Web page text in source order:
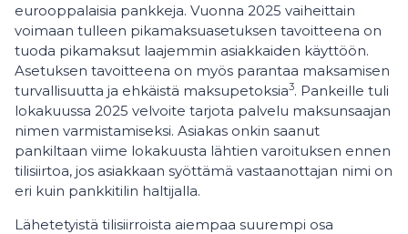
eurooppalaisia pankkeja. Vuonna 2025 vaiheittain
voimaan tulleen pikamaksuasetuksen tavoitteena on
tuoda pikamaksut laajemmin asiakkaiden käyttöön.
Asetuksen tavoitteena on myös parantaa maksamisen
turvallisuutta ja ehkäistä maksupetoksia3. Pankeille tuli
lokakuussa 2025 velvoite tarjota palvelu maksunsaajan
nimen varmistamiseksi. Asiakas onkin saanut
pankiltaan viime lokakuusta lähtien varoituksen ennen
tilisiirtoa, jos asiakkaan syöttämä vastaanottajan nimi on
eri kuin pankkitilin haltijalla.
Lähetetyistä tilisiirroista aiempaa suurempi osa